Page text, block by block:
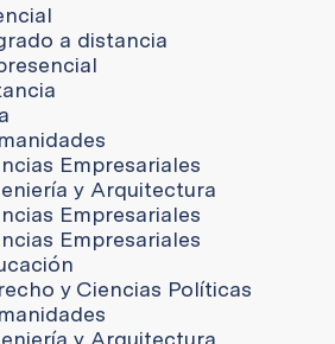
a distancia
Empresariales
y Arquitectura
Empresariales
Empresariales
y Ciencias Políticas
y Arquitectura